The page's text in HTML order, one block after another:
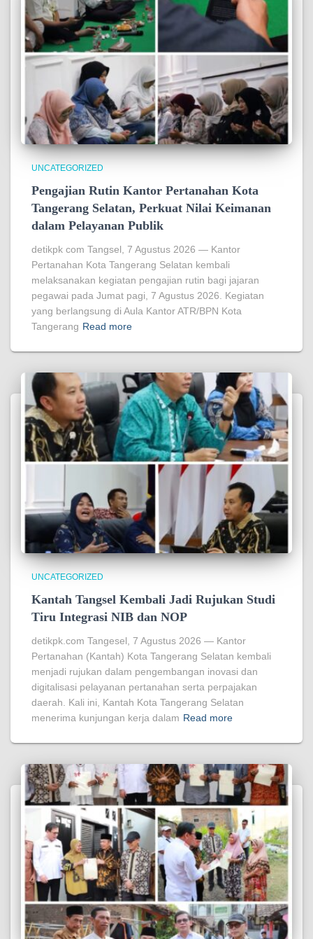
UNCATEGORIZED
Pengajian Rutin Kantor Pertanahan Kota
Tangerang Selatan, Perkuat Nilai Keimanan
dalam Pelayanan Publik
detikpk com Tangsel, 7 Agustus 2026 — Kantor
Pertanahan Kota Tangerang Selatan kembali
melaksanakan kegiatan pengajian rutin bagi jajaran
pegawai pada Jumat pagi, 7 Agustus 2026. Kegiatan
yang berlangsung di Aula Kantor ATR/BPN Kota
Tangerang Read more
UNCATEGORIZED
Kantah Tangsel Kembali Jadi Rujukan Studi
Tiru Integrasi NIB dan NOP
detikpk.com Tangesel, 7 Agustus 2026 — Kantor
Pertanahan (Kantah) Kota Tangerang Selatan kembali
menjadi rujukan dalam pengembangan inovasi dan
digitalisasi pelayanan pertanahan serta perpajakan
daerah. Kali ini, Kantah Kota Tangerang Selatan
menerima kunjungan kerja dalam Read more